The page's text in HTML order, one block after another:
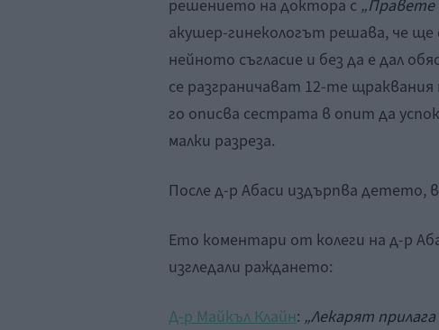
решението на доктора с „Правете
акушер-гинекологът решава, че ще
нейното съгласие и без да е дал
се разграничават 12-те
го описва сестрата в опит да
малки разреза.
После д-р Абаси издърпва детето,
Ето коментари от колеги на д-р
изгледали раждането:
Д-р Майкъл Клайн: „Лекарят